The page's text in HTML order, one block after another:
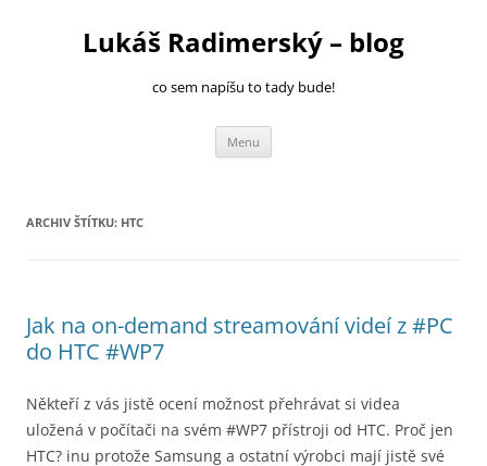
Lukáš Radimerský – blog
co sem napíšu to tady bude!
Menu
ARCHIV ŠTÍTKU: HTC
Jak na on-demand streamování videí z #PC
do HTC #WP7
Někteří z vás jistě ocení možnost přehrávat si videa
uložená v počítači na svém #WP7 přístroji od HTC. Proč jen
HTC? inu protože Samsung a ostatní výrobci mají jistě své